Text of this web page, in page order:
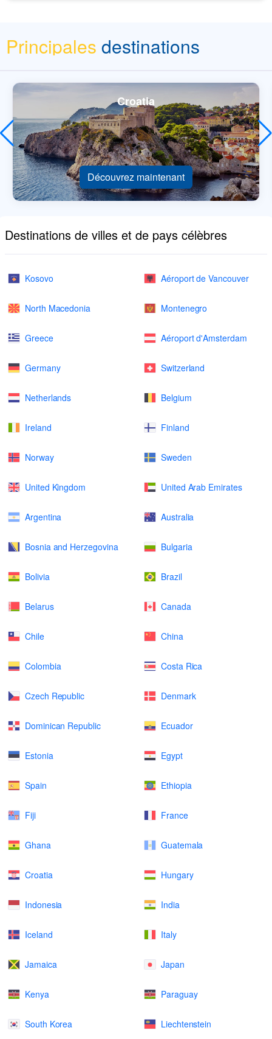
Principales destinations
Croatia
Découvrez maintenant
Destinations de villes et de pays célèbres
Kosovo Aéroport de Vancouver
North Macedonia Montenegro
Greece Aéroport d'Amsterdam
Germany Switzerland
Netherlands Belgium
Ireland Finland
Norway Sweden
United Kingdom United Arab Emirates
Argentina Australia
Bosnia and Herzegovina Bulgaria
Bolivia Brazil
Belarus Canada
Chile China
Colombia Costa Rica
Czech Republic Denmark
Dominican Republic Ecuador
Estonia Egypt
Spain Ethiopia
Fiji France
Ghana Guatemala
Croatia Hungary
Indonesia India
Iceland Italy
Jamaica Japan
Kenya Paraguay
South Korea Liechtenstein